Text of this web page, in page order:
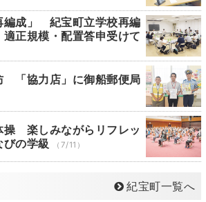
編成」 紀宝町立学校再編
正規模・配置答申受けて
「協力店」に御船郵便局
操 楽しみながらリフレッ
の学級
（7/11）
紀宝町一覧へ